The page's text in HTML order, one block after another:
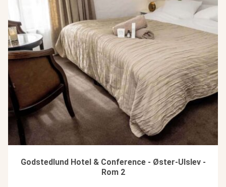
Godstedlund Hotel & Conference - Øster-Ulslev -
Rom 2